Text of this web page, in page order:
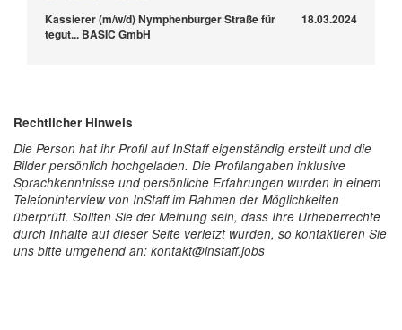
Kassierer (m/w/d) Nymphenburger Straße für
tegut... BASIC GmbH
18.03.2024
Rechtlicher Hinweis
Die Person hat ihr Profil auf InStaff eigenständig erstellt und die
Bilder persönlich hochgeladen. Die Profilangaben inklusive
Sprachkenntnisse und persönliche Erfahrungen wurden in einem
Telefoninterview von InStaff im Rahmen der Möglichkeiten
überprüft. Sollten Sie der Meinung sein, dass Ihre Urheberrechte
durch Inhalte auf dieser Seite verletzt wurden, so kontaktieren Sie
uns bitte umgehend an: kontakt@instaff.jobs